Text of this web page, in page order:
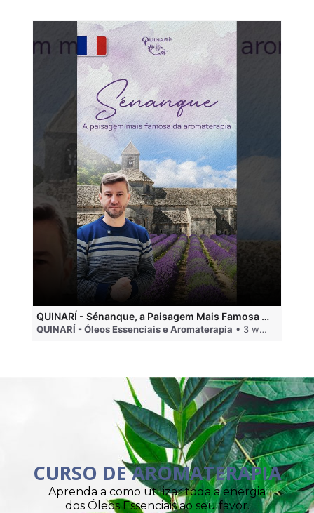
QUINARÍ - Sénanque, a Paisagem Mais Famosa da Aromaterapia
QUINARÍ - Óleos Essenciais e Aromaterapia • 3 weeks ago
CURSO DE AROMATERAPIA
Aprenda a como utilizar toda a energia
dos Óleos Essenciais ao seu favor.